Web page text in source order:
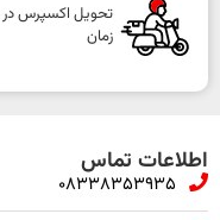
تحویل اکسپرس در
زمان
اطلاعات تماس
08338353935